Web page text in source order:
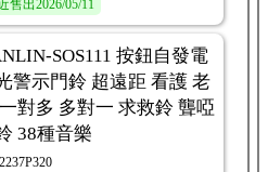
售出2026/05/11
SOS111 按鈕自發電
警示門鈴 超遠距 看護 老
對多 多對一 求救鈴 聾啞
38種音樂